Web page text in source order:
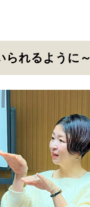
られるように～